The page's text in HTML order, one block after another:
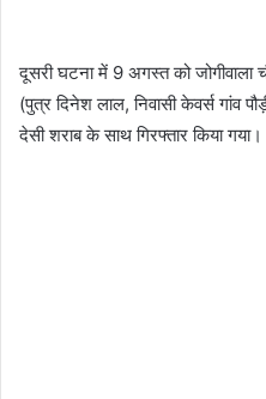
दूसरी घटना में 9 अगस्त को जोगीवाला
(पुत्र दिनेश लाल, निवासी केवर्स गांव
देसी शराब के साथ गिरफ्तार किया गया।